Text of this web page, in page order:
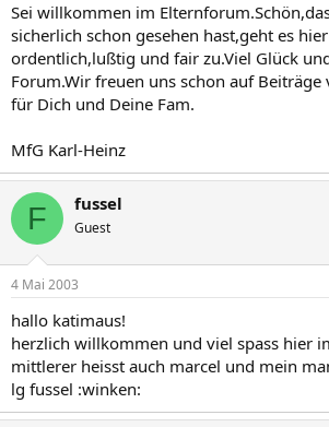
Sei willkommen im
sicherlich schon gesehen hast,geht es
ordentlich,lußtig und fair zu.Viel Glück
Forum.Wir freuen uns schon auf Beiträge
für Dich und Deine Fam.
MfG Karl-Heinz
F fussel
Guest
4 Mai 2003
hallo katimaus!
herzlich willkommen und viel spass hier
mittlerer heisst auch marcel und mein
lg fussel :winken: